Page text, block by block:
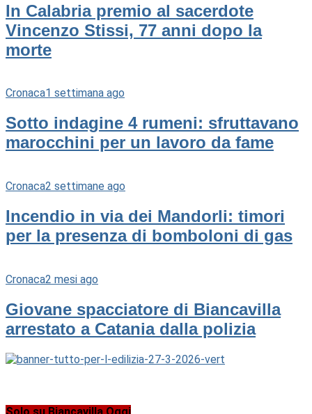
In Calabria premio al sacerdote
Vincenzo Stissi, 77 anni dopo la
morte
Cronaca1 settimana ago
Sotto indagine 4 rumeni: sfruttavano
marocchini per un lavoro da fame
Cronaca2 settimane ago
Incendio in via dei Mandorli: timori
per la presenza di bomboloni di gas
Cronaca2 mesi ago
Giovane spacciatore di Biancavilla
arrestato a Catania dalla polizia